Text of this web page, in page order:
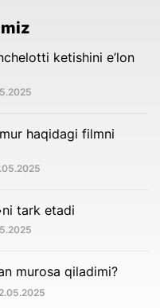
ketishini e’lon
haqidagi filmni
tark etadi
murosa qiladimi?